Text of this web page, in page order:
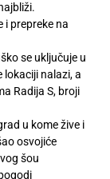
i prepreke na
se uključuje u
lokaciji nalazi, a
Radija S, broji
u kome žive i
osvojiće
šou